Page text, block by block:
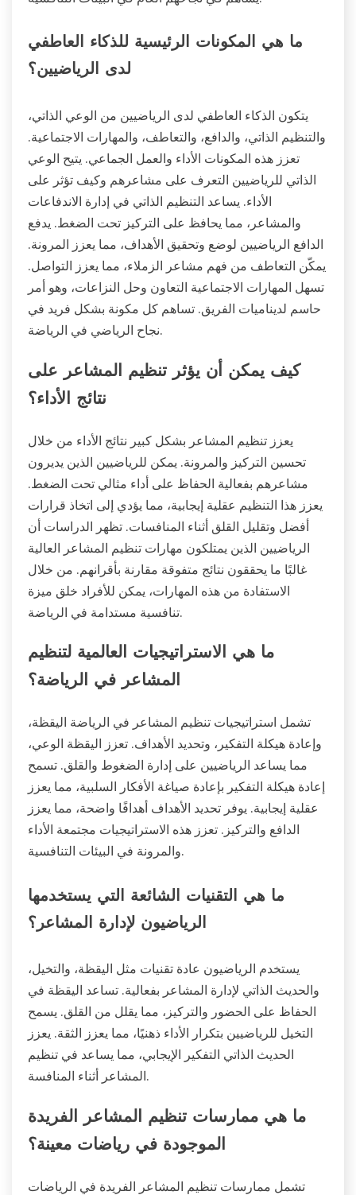
ما هي المكونات الرئيسية للذكاء العاطفي
لدى الرياضيين؟
يتكون الذكاء العاطفي لدى الرياضيين من الوعي الذاتي،
والتنظيم الذاتي، والدافع، والتعاطف، والمهارات الاجتماعية.
تعزز هذه المكونات الأداء والعمل الجماعي. يتيح الوعي
الذاتي للرياضيين التعرف على مشاعرهم وكيف تؤثر على
الأداء. يساعد التنظيم الذاتي في إدارة الاندفاعات
والمشاعر، مما يحافظ على التركيز تحت الضغط. يدفع
الدافع الرياضيين لوضع وتحقيق الأهداف، مما يعزز المرونة.
يمكّن التعاطف من فهم مشاعر الزملاء، مما يعزز التواصل.
تسهل المهارات الاجتماعية التعاون وحل النزاعات، وهو أمر
حاسم لديناميات الفريق. تساهم كل مكونة بشكل فريد في
نجاح الرياضي في الرياضة.
كيف يمكن أن يؤثر تنظيم المشاعر على
نتائج الأداء؟
يعزز تنظيم المشاعر بشكل كبير نتائج الأداء من خلال
تحسين التركيز والمرونة. يمكن للرياضيين الذين يديرون
مشاعرهم بفعالية الحفاظ على أداء مثالي تحت الضغط.
يعزز هذا التنظيم عقلية إيجابية، مما يؤدي إلى اتخاذ قرارات
أفضل وتقليل القلق أثناء المنافسات. تظهر الدراسات أن
الرياضيين الذين يمتلكون مهارات تنظيم المشاعر العالية
غالبًا ما يحققون نتائج متفوقة مقارنة بأقرانهم. من خلال
الاستفادة من هذه المهارات، يمكن للأفراد خلق ميزة
تنافسية مستدامة في الرياضة.
ما هي الاستراتيجيات العالمية لتنظيم
المشاعر في الرياضة؟
تشمل استراتيجيات تنظيم المشاعر في الرياضة اليقظة،
وإعادة هيكلة التفكير، وتحديد الأهداف. تعزز اليقظة الوعي،
مما يساعد الرياضيين على إدارة الضغوط والقلق. تسمح
إعادة هيكلة التفكير بإعادة صياغة الأفكار السلبية، مما يعزز
عقلية إيجابية. يوفر تحديد الأهداف أهدافًا واضحة، مما يعزز
الدافع والتركيز. تعزز هذه الاستراتيجيات مجتمعة الأداء
والمرونة في البيئات التنافسية.
ما هي التقنيات الشائعة التي يستخدمها
الرياضيون لإدارة المشاعر؟
يستخدم الرياضيون عادة تقنيات مثل اليقظة، والتخيل،
والحديث الذاتي لإدارة المشاعر بفعالية. تساعد اليقظة في
الحفاظ على الحضور والتركيز، مما يقلل من القلق. يسمح
التخيل للرياضيين بتكرار الأداء ذهنيًا، مما يعزز الثقة. يعزز
الحديث الذاتي التفكير الإيجابي، مما يساعد في تنظيم
المشاعر أثناء المنافسة.
ما هي ممارسات تنظيم المشاعر الفريدة
الموجودة في رياضات معينة؟
تشمل ممارسات تنظيم المشاعر الفريدة في الرياضات